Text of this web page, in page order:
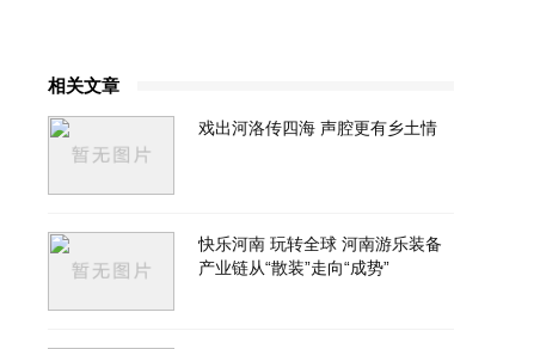
相关文章
戏出河洛传四海 声腔更有乡土情
快乐河南 玩转全球 河南游乐装备
产业链从“散装”走向“成势”